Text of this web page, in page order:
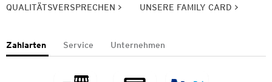
QUALITÄTSVERSPRECHEN UNSERE FAMILY CARD
Zahlarten Service Unternehmen